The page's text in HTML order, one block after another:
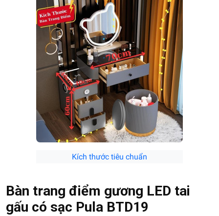
Kích thước tiêu chuẩn
Bàn trang điểm gương LED tai
gấu có sạc Pula BTD19